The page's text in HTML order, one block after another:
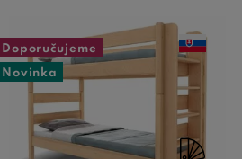
Doporučujeme
Novinka